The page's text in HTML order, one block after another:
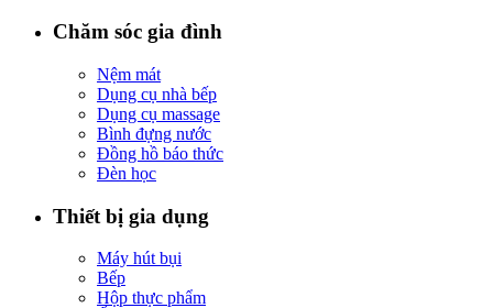
Chăm sóc gia đình
Nệm mát
Dụng cụ nhà bếp
Dụng cụ massage
Bình đựng nước
Đồng hồ báo thức
Đèn học
Thiết bị gia dụng
Máy hút bụi
Bếp
Hộp thực phẩm